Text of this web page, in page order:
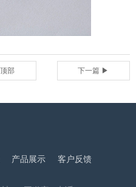
部 下一篇 ▶
产品展示
客户反馈